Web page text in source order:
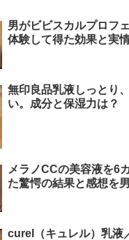
男がビビスカルプロフ
体験して得た効果と実
無印良品乳液しっとり
い。成分と保湿力は？
メラノCCの美容液を6
た驚愕の結果と感想を
curel（キュレル）乳液